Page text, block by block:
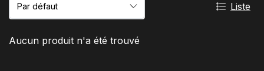
Liste
Aucun produit n'a été trouvé